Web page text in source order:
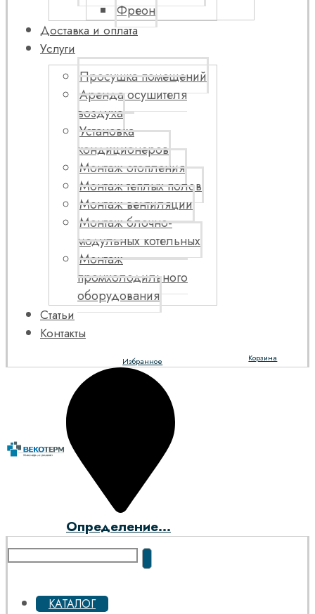
Фреон
Доставка и оплата
Услуги
Просушка помещений
Аренда осушителя
воздуха
Установка
кондиционеров
Монтаж отопления
Монтаж теплых полов
Монтаж вентиляции
Монтаж блочно-
модульных котельных
Монтаж
промхолодильного
оборудования
Статьи
Контакты
Корзина
Избранное
Определение...
КАТАЛОГ